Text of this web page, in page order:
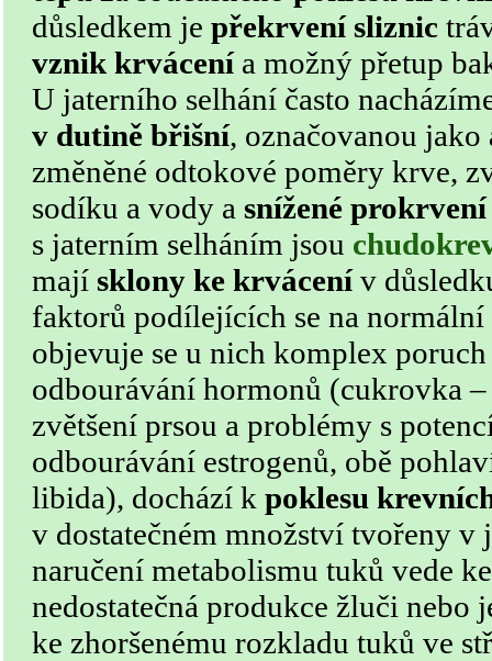
důsledkem je překrvení sliznic
vznik krvácenía možný přetup
U jaterního selhání často
v dutině břišní, označovanou jako
změněné odtokové poměry krve,
sodíku a vody a snížené
s jaterním selháním jsou
mají sklony ke krvácenív
faktorů podílejících se na
objevuje se u nich komplex poruch
odbourávání hormonů (cukrovka
zvětšení prsou a problémy s
odbourávání estrogenů, obě
libida), dochází k poklesu
v dostatečném množství tvořeny v
naručení metabolismu tuků vede
nedostatečná produkce žluči nebo
ke zhoršenému rozkladu tuků ve